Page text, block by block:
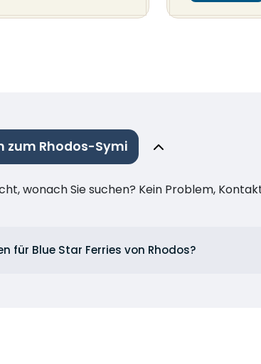
zum Rhodos-Symi
wonach Sie suchen? Kein Problem,
für Blue Star Ferries von Rhodos?